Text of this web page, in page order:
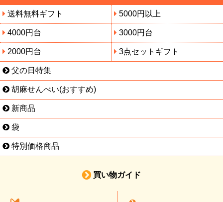
送料無料ギフト 5000円以上
4000円台 3000円台
2000円台 3点セットギフト
父の日特集
胡麻せんべい(おすすめ)
新商品
袋
特別価格商品
買い物ガイド